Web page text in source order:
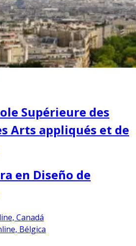
Supérieure des
Arts appliqués et de
en Diseño de
Canadá
Bélgica